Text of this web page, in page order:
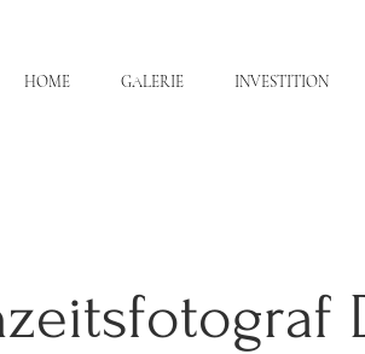
HOME GALERIE INVESTITION